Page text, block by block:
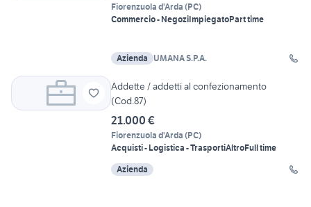
Fiorenzuola d'Arda (PC)
Commercio - NegoziImpiegatoPart time
Azienda UMANA S.P.A.
Addette / addetti al confezionamento
(Cod.87)
21.000 €
Fiorenzuola d'Arda (PC)
Acquisti - Logistica - TrasportiAltroFull time
Azienda